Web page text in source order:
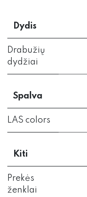
Dydis
Drabužių
dydžiai
Spalva
LAS colors
Kiti
Prekės
ženklai